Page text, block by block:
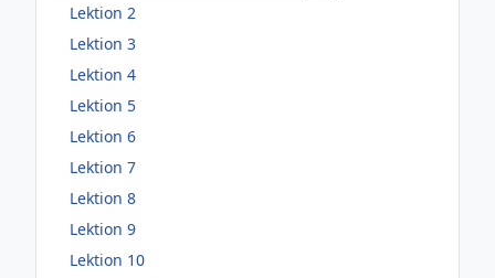
Lektion 2
Lektion 3
Lektion 4
Lektion 5
Lektion 6
Lektion 7
Lektion 8
Lektion 9
Lektion 10